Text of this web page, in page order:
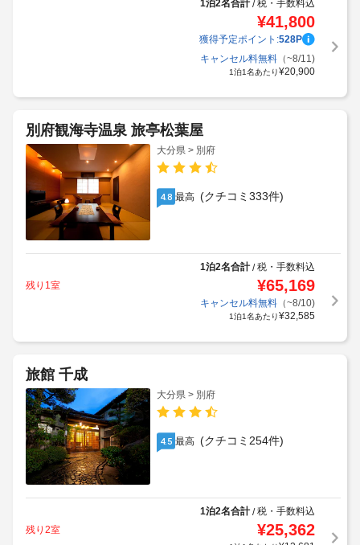
1泊2名合計/税・手数料込
¥41,800
獲得予定ポイント:528P
キャンセル料無料（~8/11)
1泊1名あたり¥20,900
別府観海寺温泉 旅亭松葉屋
大分県 > 別府
4.8 最高 (クチコミ333件)
1泊2名合計/税・手数料込
残り1室
¥65,169
キャンセル料無料（~8/10)
1泊1名あたり¥32,585
旅館 千成
大分県 > 別府
4.5 最高 (クチコミ254件)
1泊2名合計/税・手数料込
残り2室
¥25,362